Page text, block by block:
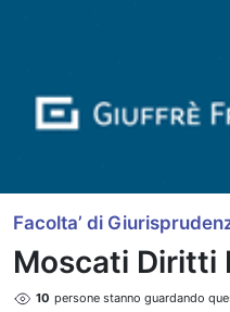
Facolta’ di
Moscati Diritti
10 persone stanno guardando